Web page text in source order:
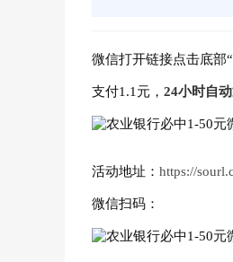
微信打开链接点击底部
支付1.1元， 24小时自
活动地址： https://
微信扫码：